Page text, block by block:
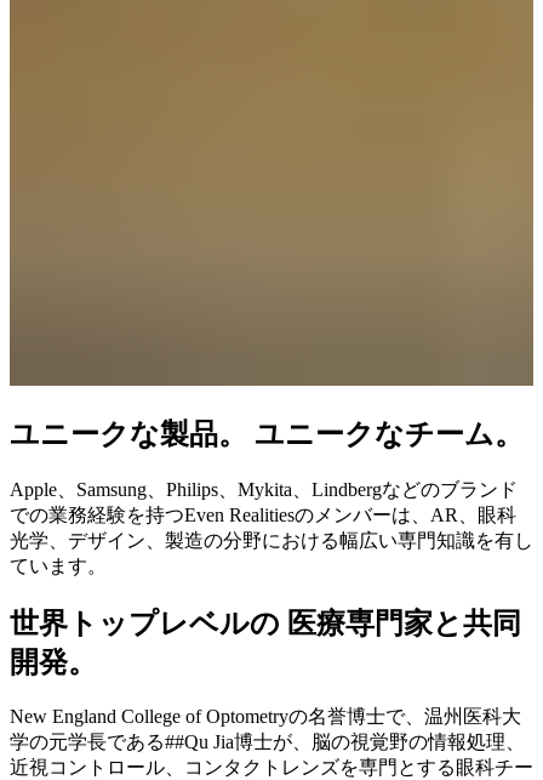
ユニークな製品。 ユニークなチーム。
Apple、Samsung、Philips、Mykita、Lindbergなどのブランド
での業務経験を持つEven Realitiesのメンバーは、AR、眼科
光学、デザイン、製造の分野における幅広い専門知識を有し
ています。
世界トップレベルの 医療専門家と共同
開発。
New England College of Optometryの名誉博士で、温州医科大
学の元学長である##Qu Jia博士が、脳の視覚野の情報処理、
近視コントロール、コンタクトレンズを専門とする眼科チー